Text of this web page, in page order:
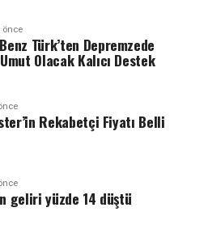
önce
Türk’ten Depremzede
Olacak Kalıcı Destek
Rekabetçi Fiyatı Belli
geliri yüzde 14 düştü